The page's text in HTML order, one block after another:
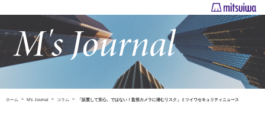
ホーム M's Journal コラム 「設置して安心。ではない！監視カメラに潜むリスク」ミツイワセキュリティニュース